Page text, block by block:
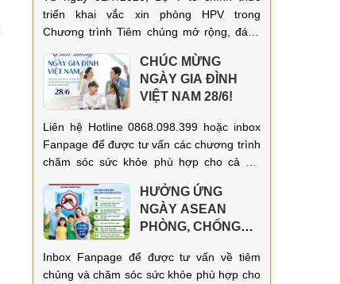
CHỦNG MỞ RỘNG!
triển khai vắc xin phòng HPV trong
Chương trình Tiêm chủng mở rộng, đánh
tác phòng ngừa các bệnh do vi rút HPV
gây ra, đặc biệt là ung thư cổ tử cung.
CHÚC MỪNG
NGÀY GIA ĐÌNH
VIỆT NAM 28/6!
Liên hệ Hotline 0868.098.399 hoặc inbox
Fanpage để được tư vấn các chương trình
chăm sóc sức khỏe phù hợp cho cả gia
HƯỞNG ỨNG
NGÀY ASEAN
PHÒNG, CHỐNG
15/6/2026!
Inbox Fanpage để được tư vấn về tiêm
chủng và chăm sóc sức khỏe phù hợp cho